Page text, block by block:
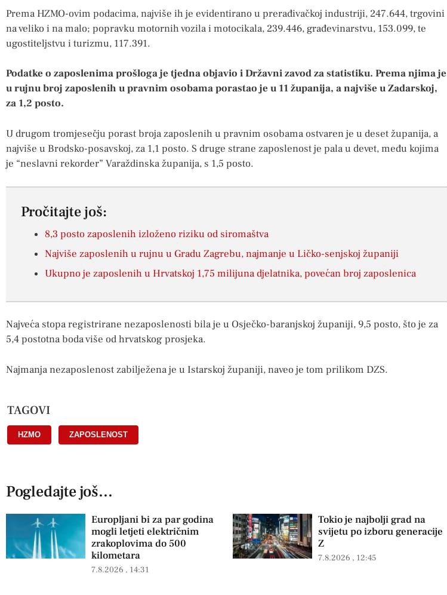
Prema HZMO-ovim podacima, najviše ih je evidentirano u prerađivačkoj industriji, 247.644, trgovini
na veliko i na malo; popravku motornih vozila i motocikala, 239.446, građevinarstvu, 153.099, te
ugostiteljstvu i turizmu, 117.391.
Podatke o zaposlenima prošloga je tjedna objavio i Državni zavod za statistiku. Prema njima je
u rujnu broj zaposlenih u pravnim osobama porastao je u 11 županija, a najviše u Zadarskoj,
za 1,2 posto.
U drugom tromjesečju porast broja zaposlenih u pravnim osobama ostvaren je u deset županija, a
najviše u Brodsko-posavskoj, za 1,1 posto. S druge strane zaposlenost je pala u devet, među kojima
je “neslavni rekorder” Varaždinska županija, s 1,5 posto.
Pročitajte još:
8,3 posto zaposlenih izloženo riziku od siromaštva
Najviše zaposlenih u rujnu u Gradu Zagrebu, najmanje u Ličko-senjskoj županiji
Ukupno je zaposlenih u Hrvatskoj 1,75 milijuna djelatnika, povećan broj zaposlenica
Najveća stopa registrirane nezaposlenosti bila je u Osječko-baranjskoj županiji, 9,5 posto, što je za
5,4 postotna boda više od hrvatskog prosjeka.
Najmanja nezaposlenost zabilježena je u Istarskoj županiji, naveo je tom prilikom DZS.
TAGOVI
HZMO ZAPOSLENOST
Pogledajte još...
Europljani bi za par godina
mogli letjeti električnim
zrakoplovima do 500
kilometara
7.8.2026 14:31
Tokio je najbolji grad na
svijetu po izboru generacije
Z
7.8.2026 12:45